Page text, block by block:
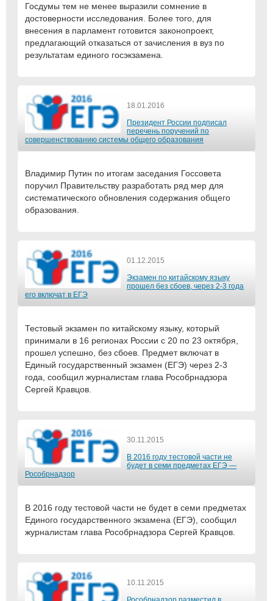
Госдумы тем не менее выразили сомнение в
достоверности исследования. Более того, для
внесения в парламент готовится законопроект,
предлагающий отказаться от зачисления в вуз по
результатам единого госэкзамена.
18.01.2016
Президент России подписал
перечень поручений по
совершенствованию системы общего образования
Владимир Путин по итогам заседания Госсовета
поручил Правительству разработать ряд мер для
систематического обновления содержания общего
образования.
01.12.2015
Экзамен по китайскому языку
прошел без сбоев, через 2-3 года
его включат в ЕГЭ
Тестовый экзамен по китайскому языку, который
принимали в 16 регионах России с 20 по 23 октября,
прошел успешно, без сбоев. Предмет включат в
Единый государственный экзамен (ЕГЭ) через 2-3
года, сообщил журналистам глава Рособрнадзора
Сергей Кравцов.
30.11.2015
В 2016 году тестовой части не
будет в семи предметах ЕГЭ —
Рособрнадзор
В 2016 году тестовой части не будет в семи предметах
Единого государственного экзамена (ЕГЭ), сообщил
журналистам глава Рособрнадзора Сергей Кравцов.
10.11.2015